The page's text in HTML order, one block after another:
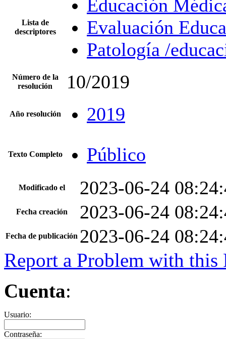
Lista de
descriptores
Educación
Evaluación
Patología /
Número de la
resolución
10/2019
Año resolución 2019
Texto Completo Público
Modificado el 2023-06-24
Fecha creación 2023-06-24
Fecha de publicación 2023-06-24
Report a Problem with this
Cuenta:
Usuario:
Contraseña: